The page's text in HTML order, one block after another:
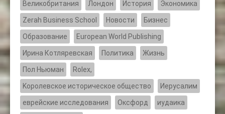
Великобритания Лондон История Экономика
Zerah Business School Новости Бизнес
Образование European World Publishing
Ирина Котляревская Политика Жизнь
Пол Ньюман Rolex,
Kоролевское историческое общество Иерусалим
еврейские исследования Оксфорд иудаика